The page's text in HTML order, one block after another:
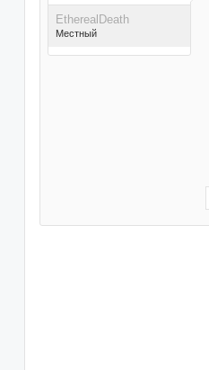
Поблагодарили 14 раз(а)
в 12 сообщениях
EtherealDeath
Местный